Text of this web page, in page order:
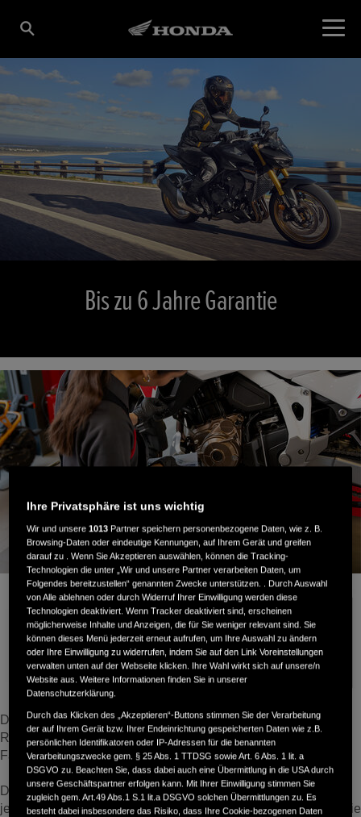
Bis zu 6 Jahre Garantie
Die neue Honda Garantie bietet jetzt bis zu 6 Jahre
Rundumschutz und sorgt so für unbeschwertes
Fahrvergnügen.
Die Garantieverlängerung wird nach den ersten zwei Jahren
jedes Jahr bis zum sechsten Jahr verlängert, vorausgesetzt, die
Ihre Privatsphäre ist uns wichtig
Wir und unsere1013 Partner speichern personenbezogene Daten, wie z. B.
Browsing-Daten oder eindeutige Kennungen, auf Ihrem Gerät und greifen
darauf zu . Wenn Sie Akzeptieren auswählen, können die Tracking-
Technologien die unter „Wir und unsere Partner verarbeiten Daten, um
Folgendes bereitzustellen“ genannten Zwecke unterstützen. . Durch Auswahl
von Alle ablehnen oder durch Widerruf Ihrer Einwilligung werden diese
Technologien deaktiviert. Wenn Tracker deaktiviert sind, erscheinen
möglicherweise Inhalte und Anzeigen, die für Sie weniger relevant sind. Sie
können dieses Menü jederzeit erneut aufrufen, um Ihre Auswahl zu ändern
oder Ihre Einwilligung zu widerrufen, indem Sie auf den Link Voreinstellungen
verwalten unten auf der Webseite klicken. Ihre Wahl wirkt sich auf unsere/n
Website aus. Weitere Informationen finden Sie in unserer
Datenschutzerklärung.
Durch das Klicken des „Akzeptieren“-Buttons stimmen Sie der Verarbeitung
der auf Ihrem Gerät bzw. Ihrer Endeinrichtung gespeicherten Daten wie z.B.
persönlichen Identifikatoren oder IP-Adressen für die benannten
Verarbeitungszwecke gem. § 25 Abs. 1 TTDSG sowie Art. 6 Abs. 1 lit. a
DSGVO zu. Beachten Sie, dass dabei auch eine Übermittlung in die USA durch
unsere Geschäftspartner erfolgen kann. Mit Ihrer Einwilligung stimmen Sie
zugleich gem. Art.49 Abs.1 S.1 lit.a DSGVO solchen Übermittlungen zu. Es
besteht dabei insbesondere das Risiko, dass Ihre Cookie-bezogenen Daten